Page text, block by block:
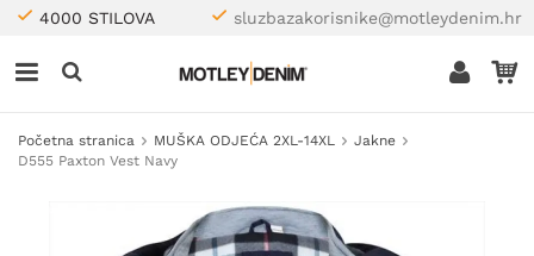
4000 STILOVA sluzbazakorisnike@motleydenim.hr
Početna stranica MUŠKA ODJEĆA 2XL-14XL
Jakne
D555 Paxton Vest Navy